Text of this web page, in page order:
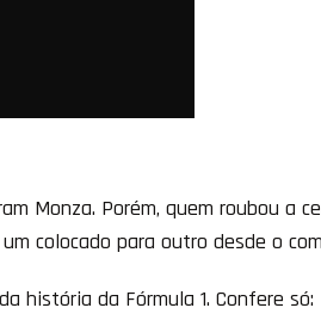
Monza. Porém, quem roubou a
colocado para outro desde o
história da Fórmula 1. Confere só: